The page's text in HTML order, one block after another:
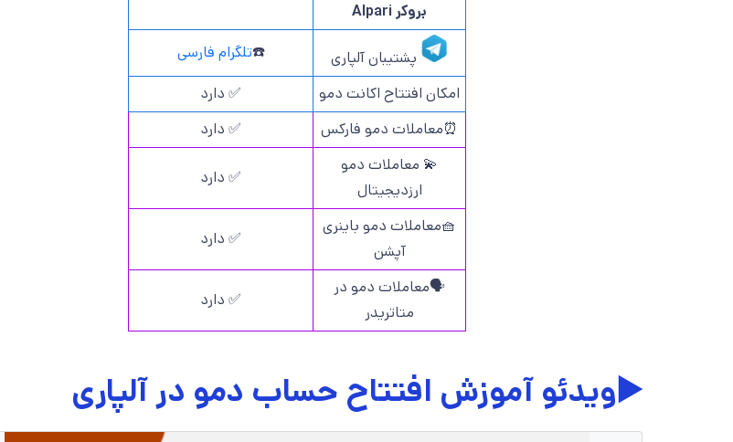
بروکر Alpari
پشتیبان آلپاری ☎️تلگرام فارسی
امکان افتتاح اکانت دمو
✅ دارد
⏰معاملات دمو فارکس
✅ دارد
💫 معاملات دمو
ارزدیجیتال
✅ دارد
🧺معاملات دمو باینری
آپشن
✅ دارد
🗣️معاملات دمو در
متاتریدر
✅ دارد
▶️ویدئو آموزش افتتاح حساب دمو در آلپاری